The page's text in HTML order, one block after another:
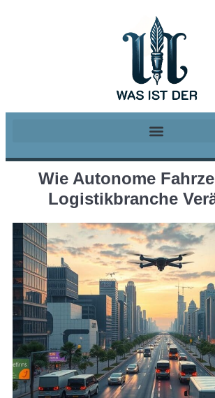
Wie Autonome
Logistikbranche